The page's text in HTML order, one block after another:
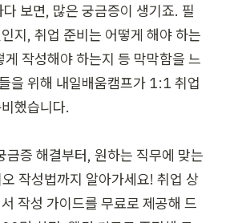
보면, 많은 궁금증이 생기죠. 필
지, 취업 준비는 어떻게 해야 하는
작성해야 하는지 등 막막함을 느
을 위해 내일배움캠프가 1:1 취업
했습니다.
증 해결부터, 원하는 직무에 맞는
작성법까지 알아가세요! 취업 상
작성 가이드를 무료로 제공해 드